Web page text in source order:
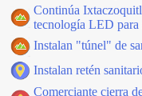
Continúa
tecnología LED
Instalan "túnel" de
Instalan retén
Comerciante cierra